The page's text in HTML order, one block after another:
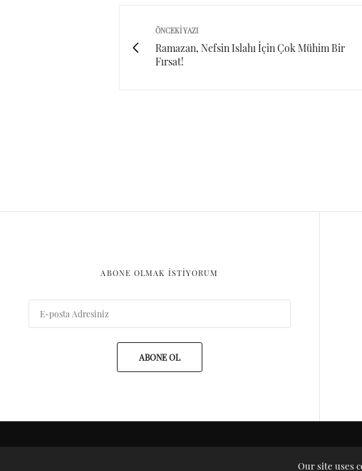
ÖNCEKI YAZI
Ramazan, Nefsin Islahı İçin Çok Mühim Bir
Fırsat!
ABONE OLMAK ISTIYORUM
ABONE OL
Our site uses